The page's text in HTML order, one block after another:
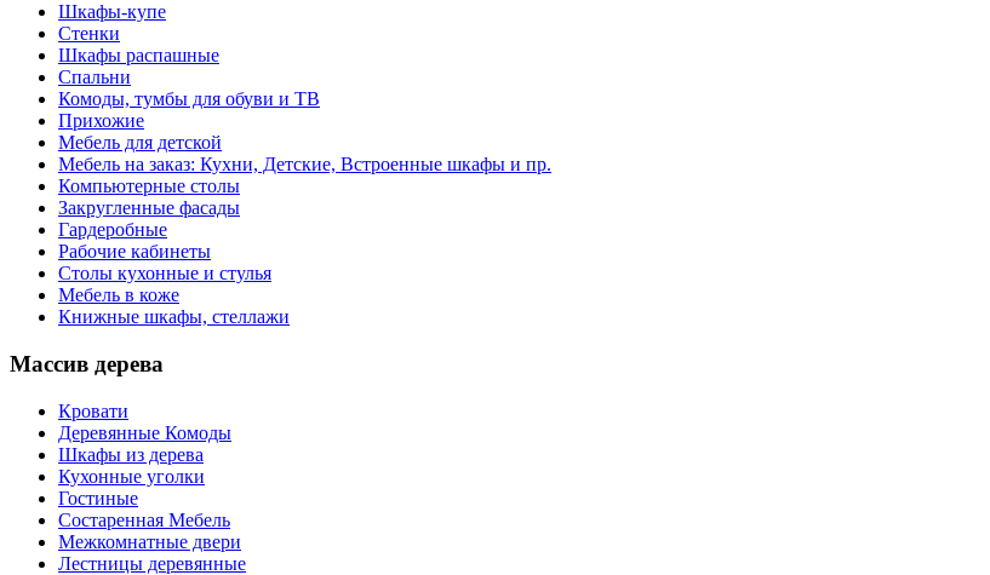
Шкафы-купе
Стенки
Шкафы распашные
Спальни
Комоды, тумбы для обуви и ТВ
Прихожие
Мебель для детской
Мебель на заказ: Кухни, Детские, Встроенные шкафы и пр.
Компьютерные столы
Закругленные фасады
Гардеробные
Рабочие кабинеты
Столы кухонные и стулья
Мебель в коже
Книжные шкафы, стеллажи
Массив дерева
Кровати
Деревянные Комоды
Шкафы из дерева
Кухонные уголки
Гостиные
Состаренная Мебель
Межкомнатные двери
Лестницы деревянные